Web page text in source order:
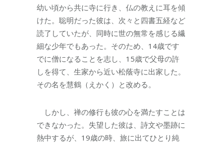
幼い頃から共に寺に行き、仏の教えに耳を傾
けた。聡明だった彼は、次々と四書五経など
読了していたが、同時に世の無常を感じる繊
細な少年でもあった。そのため、14歳です
でに僧になることを志し、15歳で父母の許
しを得て、生家から近い松蔭寺に出家した。
その名を慧鶴（えかく）と改める。
しかし、禅の修行も彼の心を満たすことは
できなかった。失望した彼は、詩文や墨跡に
熱中するが、19歳の時、旅に出てひとり純